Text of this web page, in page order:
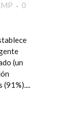
0
(un
(91%)....